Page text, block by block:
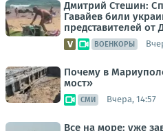
Дмитрий Стешин:
Гавайев били
представителей от
ВОЕНКОРЫ
Почему в
мост»
СМИ Вчера, 14:57
Все на море: уже